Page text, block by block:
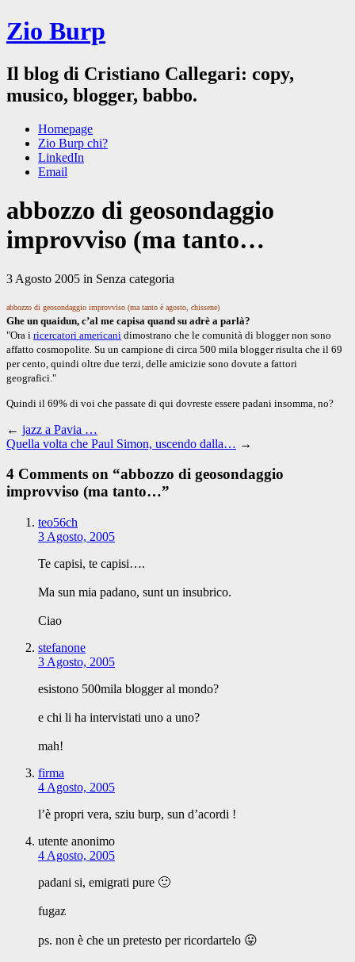
Zio Burp
Il blog di Cristiano Callegari: copy,
musico, blogger, babbo.
Homepage
Zio Burp chi?
LinkedIn
Email
abbozzo di geosondaggio
improvviso (ma tanto…
3 Agosto 2005 in Senza categoria
abbozzo di geosondaggio improvviso (ma tanto è agosto, chissene)
Ghe un quaidun, c’al me capisa quand su adrè a parlà?
"Ora i ricercatori americani dimostrano che le comunità di blogger non sono
affatto cosmopolite. Su un campione di circa 500 mila blogger risulta che il 69
per cento, quindi oltre due terzi, delle amicizie sono dovute a fattori
geografici."
Quindi il 69% di voi che passate di qui dovreste essere padani insomma, no?
← jazz a Pavia …
Quella volta che Paul Simon, uscendo dalla… →
4 Comments on “abbozzo di geosondaggio
improvviso (ma tanto…”
teo56ch
3 Agosto, 2005
Te capisi, te capisi….
Ma sun mia padano, sunt un insubrico.
Ciao
stefanone
3 Agosto, 2005
esistono 500mila blogger al mondo?
e chi li ha intervistati uno a uno?
mah!
firma
4 Agosto, 2005
l’è propri vera, sziu burp, sun d’acordi !
utente anonimo
4 Agosto, 2005
padani si, emigrati pure 🙂
fugaz
ps. non è che un pretesto per ricordartelo 😛